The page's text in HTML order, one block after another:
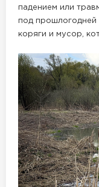
падением или
под прошлогодней
коряги и мусор,